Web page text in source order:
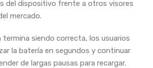
del dispositivo frente a otros visores
mercado.
termina siendo correcta, los usuarios
la batería en segundos y continuar
de largas pausas para recargar.